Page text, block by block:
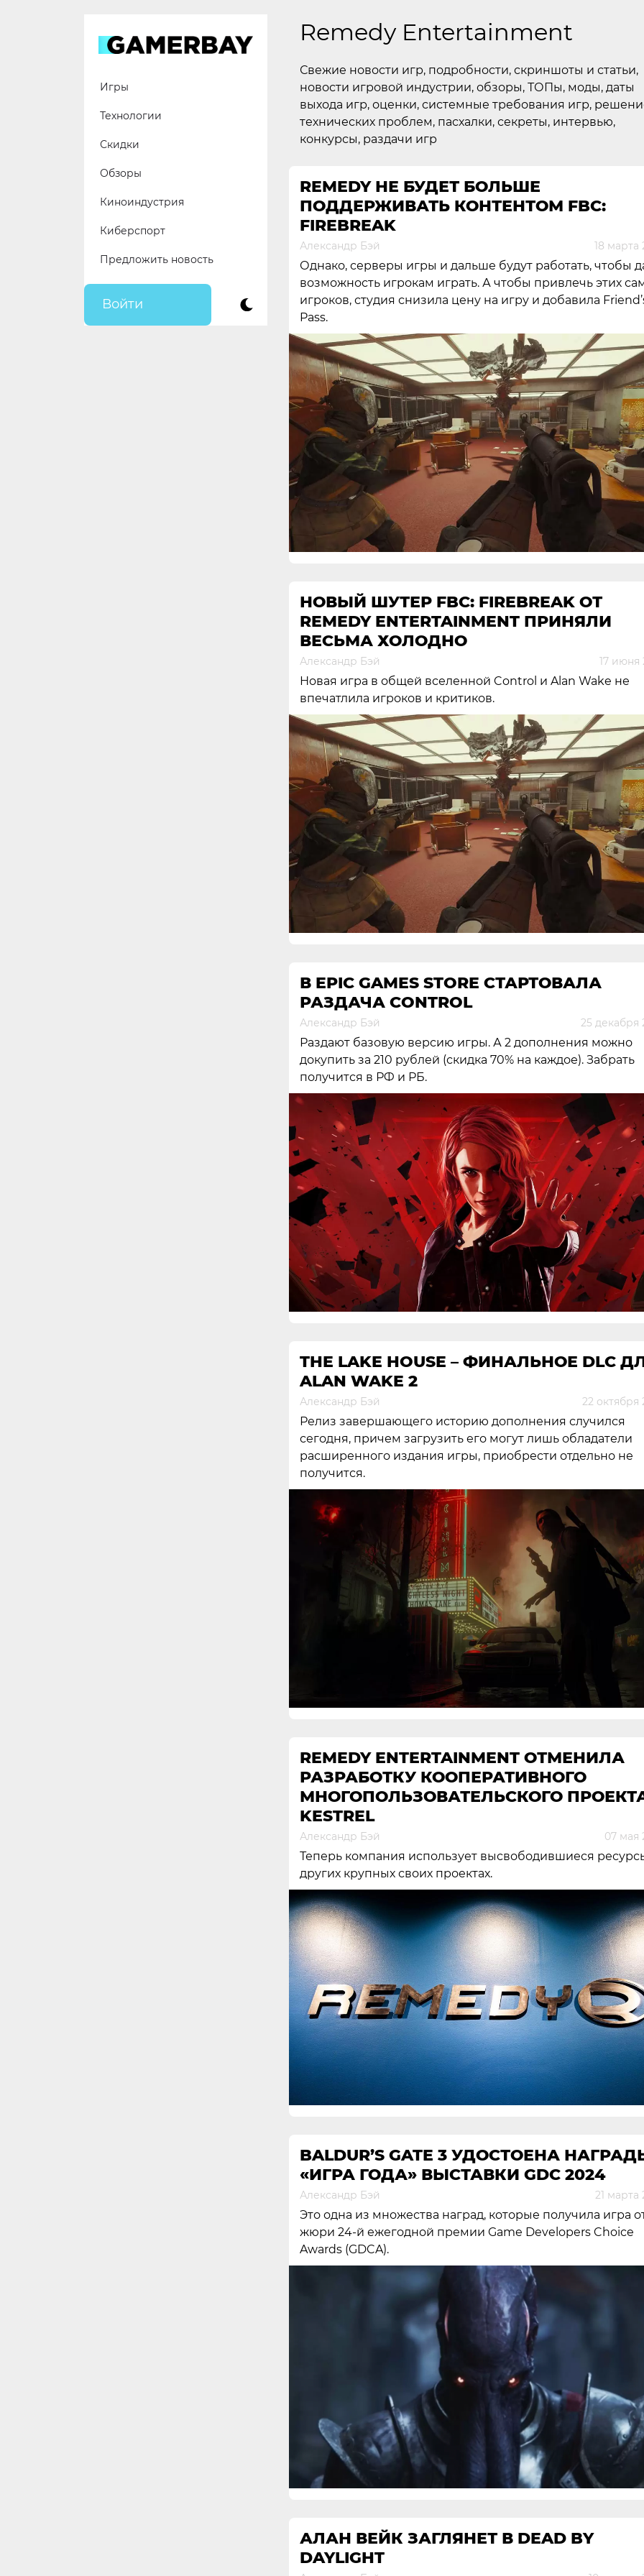
Игры
Технологии
Скидки
Обзоры
Киноиндустрия
Киберспорт
Предложить новость
Войти
Remedy Entertainment
Свежие новости игр, подробности, скриншоты и статьи,
новости игровой индустрии, обзоры, ТОПы, моды, даты
выхода игр, оценки, системные требования игр,
технических проблем, пасхалки, секреты, интервью,
конкурсы, раздачи игр
REMEDY НЕ БУДЕТ БОЛЬШЕ
ПОДДЕРЖИВАТЬ КОНТЕНТОМ FBC:
FIREBREAK
Александр Бэй 18 марта
Однако, серверы игры и дальше будут работать, чтобы
возможность игрокам играть. А чтобы привлечь этих
игроков, студия снизила цену на игру и добавила
Pass.
НОВЫЙ ШУТЕР FBC: FIREBREAK ОТ
REMEDY ENTERTAINMENT ПРИНЯЛИ
ВЕСЬМА ХОЛОДНО
Александр Бэй 17 июня
Новая игра в общей вселенной Control и Alan Wake не
впечатлила игроков и критиков.
В EPIC GAMES STORE СТАРТОВАЛА
РАЗДАЧА CONTROL
Александр Бэй 25 декабря
Раздают базовую версию игры. А 2 дополнения можно
докупить за 210 рублей (скидка 70% на каждое). Забрать
получится в РФ и РБ.
THE LAKE HOUSE – ФИНАЛЬНОЕ DLC
ALAN WAKE 2
Александр Бэй 22 октября
Релиз завершающего историю дополнения случился
сегодня, причем загрузить его могут лишь обладатели
расширенного издания игры, приобрести отдельно не
получится.
REMEDY ENTERTAINMENT ОТМЕНИЛА
РАЗРАБОТКУ КООПЕРАТИВНОГО
МНОГОПОЛЬЗОВАТЕЛЬСКОГО
KESTREL
Александр Бэй 07 мая
Теперь компания использует высвободившиеся
других крупных своих проектах.
BALDUR’S GATE 3 УДОСТОЕНА
«ИГРА ГОДА» ВЫСТАВКИ GDC 2024
Александр Бэй 21 марта
Это одна из множества наград, которые получила игра
жюри 24-й ежегодной премии Game Developers Choice
Awards (GDCA).
АЛАН ВЕЙК ЗАГЛЯНЕТ В DEAD BY
DAYLIGHT